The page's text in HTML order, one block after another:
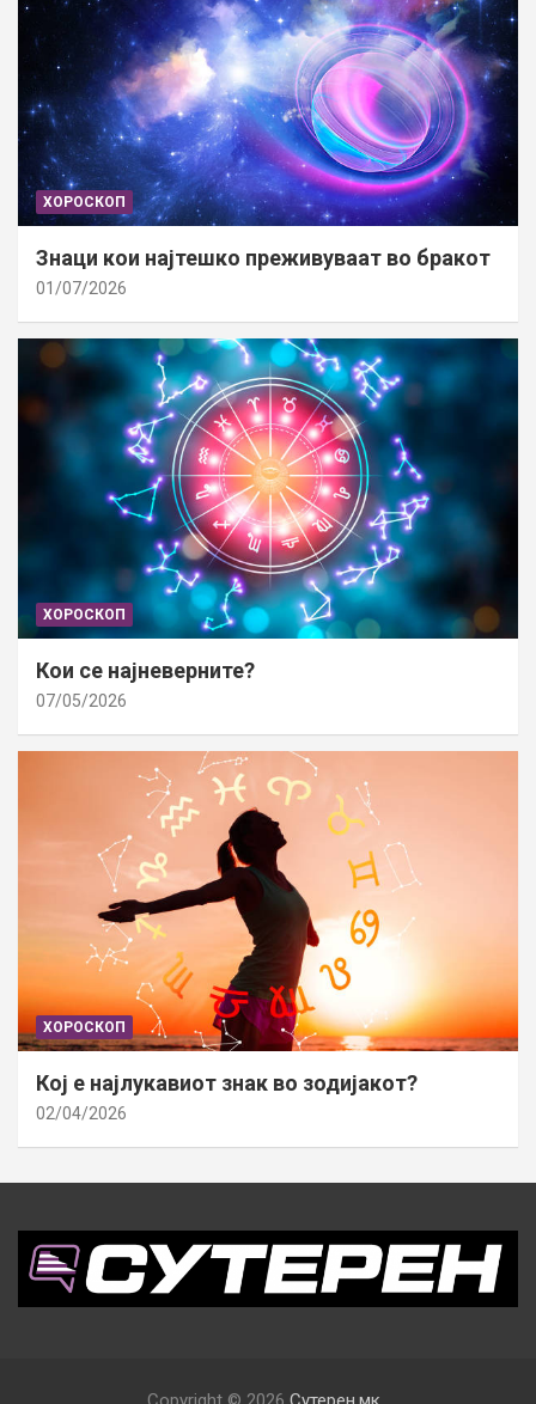
ХОРОСКОП
Знаци кои најтешко преживуваат во бракот
01/07/2026
ХОРОСКОП
Кои се најневерните?
07/05/2026
ХОРОСКОП
Кој е најлукавиот знак во зодијакот?
02/04/2026